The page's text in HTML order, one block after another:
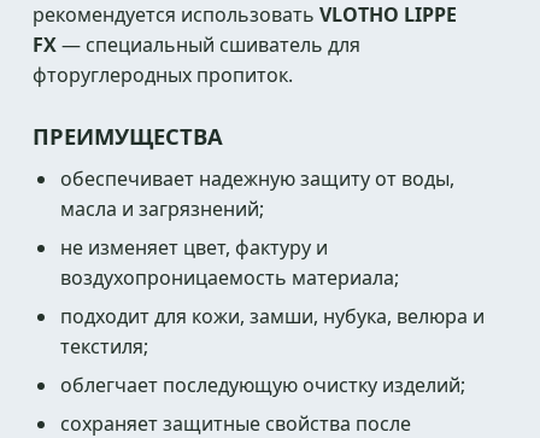
рекомендуется использовать VLOTHO LIPPE
FX— специальный сшиватель для
фторуглеродных пропиток.
ПРЕИМУЩЕСТВА
обеспечивает надежную защиту от воды,
масла и загрязнений;
не изменяет цвет, фактуру и
воздухопроницаемость материала;
подходит для кожи, замши, нубука, велюра и
текстиля;
облегчает последующую очистку изделий;
сохраняет защитные свойства после